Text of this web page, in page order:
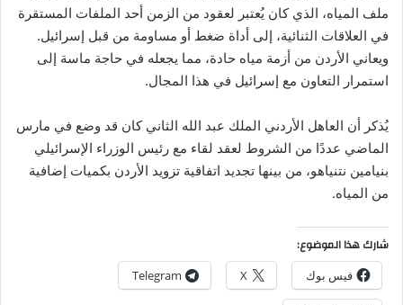
ملف المياه، الذي كان يُعتبر لعقود من الزمن أحد الملفات المستقرة
في العلاقات الثنائية، إلى أداة ضغط أو مساومة من قبل إسرائيل.
ويعاني الأردن من أزمة مياه حادة، مما يجعله في حاجة ماسة إلى
استمرار التعاون مع إسرائيل في هذا المجال.
يُذكر أن العاهل الأردني الملك عبد الله الثاني كان قد وضع في مارس
الماضي عددًا من الشروط لعقد لقاء مع رئيس الوزراء الإسرائيلي
بنيامين نتنياهو، من بينها تجديد اتفاقية تزويد الأردن بكميات إضافية
من المياه.
شارك هذا الموضوع:
فيس بوك X
Telegram